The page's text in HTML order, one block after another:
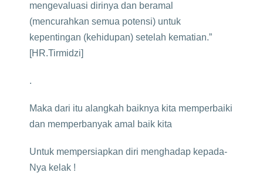
mengevaluasi dirinya dan beramal
(mencurahkan semua potensi) untuk
kepentingan (kehidupan) setelah kematian.”
[HR.Tirmidzi]
.
Maka dari itu alangkah baiknya kita memperbaiki
dan memperbanyak amal baik kita
Untuk mempersiapkan diri menghadap kepada-
Nya kelak !